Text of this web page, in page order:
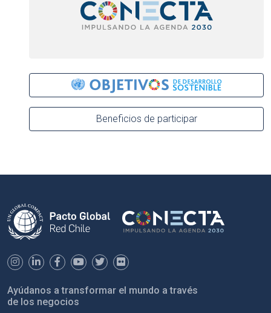
Beneficios de participar
Ayúdanos a transformar el mundo a través
de los negocios